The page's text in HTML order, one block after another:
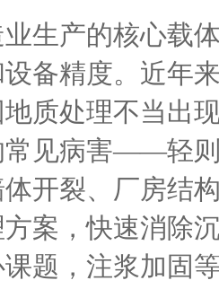
生产的核心载
备精度。近年
质处理不当出
常见病害——轻
开裂、厂房结
案，快速消除
题，注浆加固